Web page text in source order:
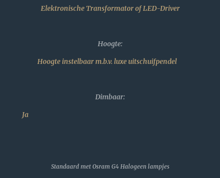
Elektronische Transformator of LED-Driver
Hoogte:
Hoogte instelbaar m.b.v. luxe uitschuifpendel
Dimbaar:
Ja
Standaard met Osram G4 Halogeen lampjes